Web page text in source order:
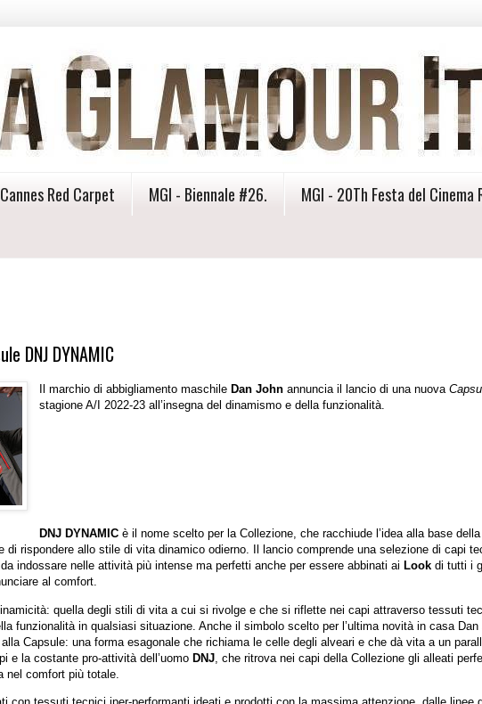
Red Carpet MGI - Biennale #26. MGI - 20Th Festa del Cinema
DNJ DYNAMIC
Il marchio di abbigliamento maschile Dan John annuncia il lancio di una nuova
stagione A/I 2022-23 all’insegna del dinamismo e della funzionalità.
DNJ DYNAMIC è il nome scelto per la Collezione, che racchiude l’idea alla base
di rispondere allo stile di vita dinamico odierno. Il lancio comprende una selezione di capi
indossare nelle attività più intense ma perfetti anche per essere abbinati ai Look di tutti i
al comfort.
quella degli stili di vita a cui si rivolge e che si riflette nei capi attraverso tessuti
funzionalità in qualsiasi situazione. Anche il simbolo scelto per l’ultima novità in casa Dan
Capsule: una forma esagonale che richiama le celle degli alveari e che dà vita a un
e la costante pro-attività dell’uomo DNJ , che ritrova nei capi della Collezione gli alleati
nel comfort più totale.